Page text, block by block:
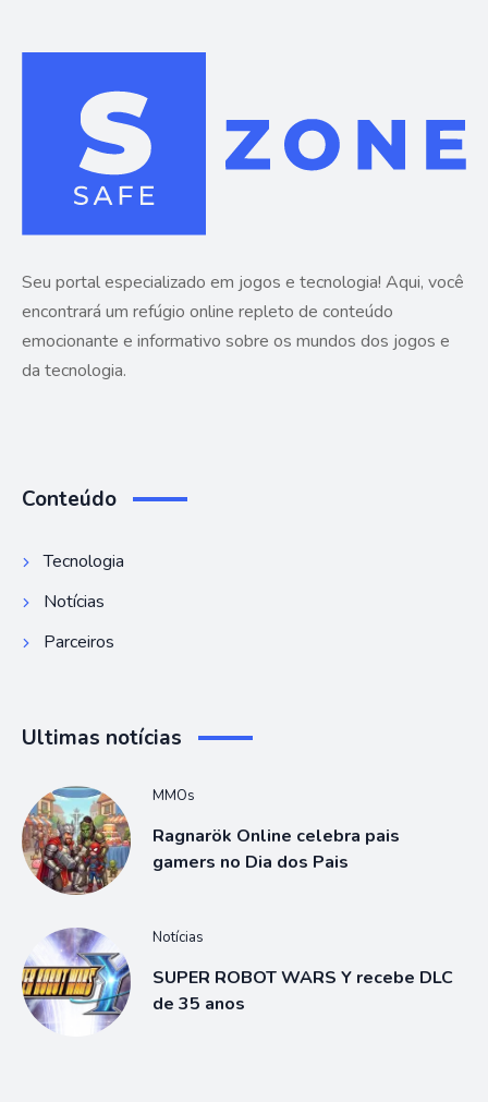
Seu portal especializado em jogos e tecnologia! Aqui, você
encontrará um refúgio online repleto de conteúdo
emocionante e informativo sobre os mundos dos jogos e
da tecnologia.
Conteúdo
Tecnologia
Notícias
Parceiros
Ultimas notícias
MMOs
Ragnarök Online celebra pais
gamers no Dia dos Pais
Notícias
SUPER ROBOT WARS Y recebe DLC
de 35 anos